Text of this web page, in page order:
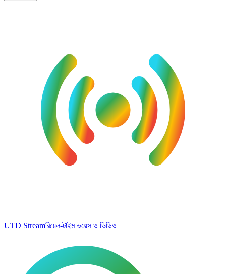
UTD Streamরিয়েল-টাইম ভয়েস ও ভিডিও